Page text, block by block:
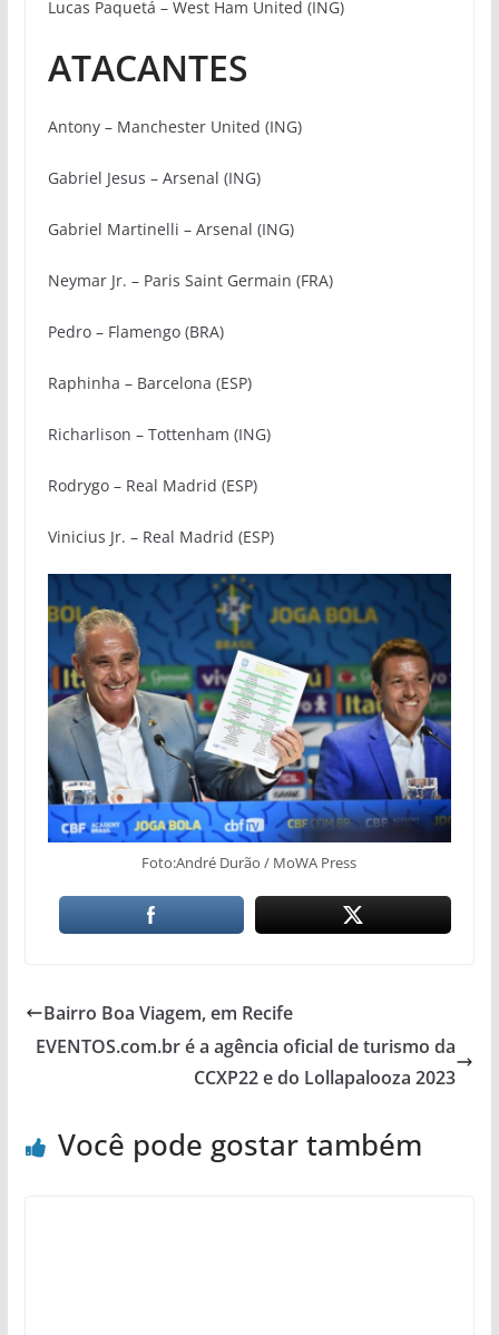
Lucas Paquetá – West Ham United (ING)
ATACANTES
Antony – Manchester United (ING)
Gabriel Jesus – Arsenal (ING)
Gabriel Martinelli – Arsenal (ING)
Neymar Jr. – Paris Saint Germain (FRA)
Pedro – Flamengo (BRA)
Raphinha – Barcelona (ESP)
Richarlison – Tottenham (ING)
Rodrygo – Real Madrid (ESP)
Vinicius Jr. – Real Madrid (ESP)
Foto:André Durão / MoWA Press
Bairro Boa Viagem, em Recife
EVENTOS.com.br é a agência oficial de turismo da
CCXP22 e do Lollapalooza 2023
Você pode gostar também